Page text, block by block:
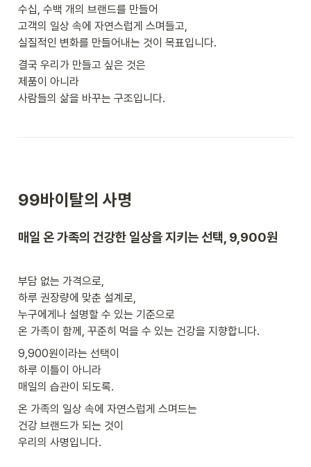
수십, 수백 개의 브랜드를 만들어
고객의 일상 속에 자연스럽게 스며들고,
실질적인 변화를 만들어내는 것이 목표입니다.
결국 우리가 만들고 싶은 것은
제품이 아니라
사람들의 삶을 바꾸는 구조입니다.
99바이탈의 사명
매일 온 가족의 건강한 일상을 지키는 선택, 9,900원
부담 없는 가격으로,
하루 권장량에 맞춘 설계로,
누구에게나 설명할 수 있는 기준으로
온 가족이 함께, 꾸준히 먹을 수 있는 건강을 지향합니다.
9,900원이라는 선택이
하루 이틀이 아니라
매일의 습관이 되도록.
온 가족의 일상 속에 자연스럽게 스며드는
건강 브랜드가 되는 것이
우리의 사명입니다.